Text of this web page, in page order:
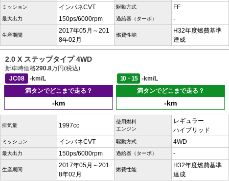
ミッション インパネCVT 駆動方式 FF
最大出力 150ps/6000rpm 過給器（ターボ） -
生産期間
2017年05月～201
8年02月
燃費性能
H32年度燃費基準
達成
2.0 X ステップタイプ 4WD
新車時価格290.8万円(税込)
JC08
-km/L 10・15
-km/L
満タンでどこまで走る？
-km
満タンでどこまで走る？
-km
排気量 1997cc
使用燃料
エンジン
レギュラー
ハイブリッド
ミッション インパネCVT 駆動方式 4WD
最大出力 150ps/6000rpm 過給器（ターボ） -
生産期間
2017年05月～201
8年02月
燃費性能
H32年度燃費基準
達成